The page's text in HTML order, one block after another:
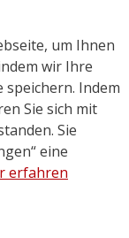
um Ihnen
wir Ihre
Indem
Sie sich mit
Sie
eine
erfahren